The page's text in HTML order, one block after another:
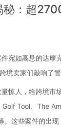
：超
宛如高悬的达摩
境卖家们敲响了警
惊人，给跨境市
Tool、The
这些案件的出